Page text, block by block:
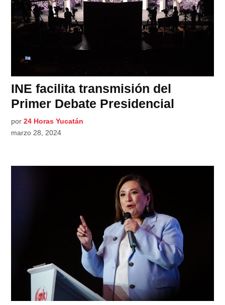
INE facilita transmisión del
Primer Debate Presidencial
por 24 Horas Yucatán
marzo 28, 2024